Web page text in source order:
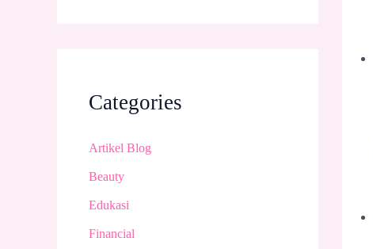
Categories
Artikel Blog
Beauty
Edukasi
Financial